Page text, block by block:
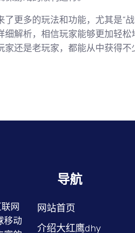
更多的玩法和功能，尤其是“
细解析，相信玩家能够更加轻
还是老玩家，都能从中获得不
网
移动
导航
网站首页
介绍大红鹰dhy